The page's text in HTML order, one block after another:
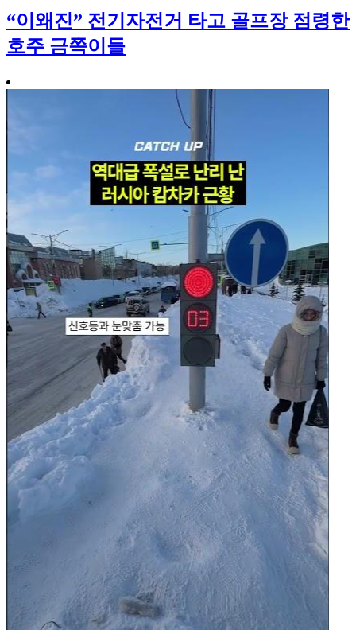
“이왜진” 전기자전거 타고 골프장 점령한
호주 금쪽이들